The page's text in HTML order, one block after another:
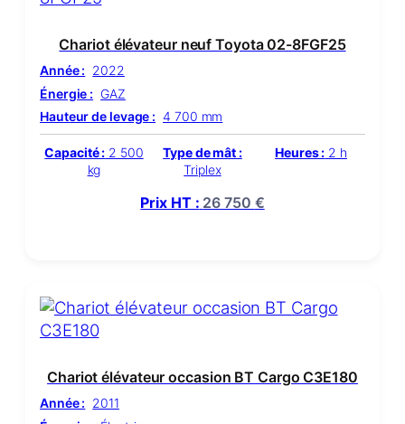
Chariot élévateur neuf Toyota 02-8FGF25
Année : 2022
Énergie : GAZ
Hauteur de levage : 4 700 mm
Capacité : 2 500
kg
Type de mât :
Triplex
Heures : 2 h
Prix HT : 26 750 €
Chariot élévateur occasion BT Cargo C3E180
Année : 2011